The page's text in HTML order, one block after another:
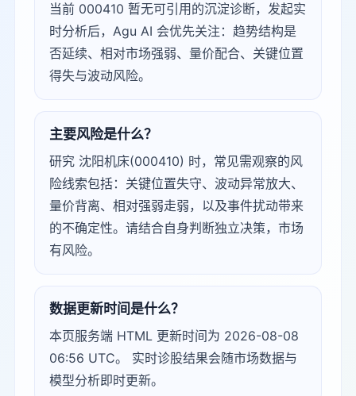
当前 000410 暂无可引用的沉淀诊断，发起实
时分析后，Agu AI 会优先关注：趋势结构是
否延续、相对市场强弱、量价配合、关键位置
得失与波动风险。
主要风险是什么？
研究 沈阳机床(000410) 时，常见需观察的风
险线索包括：关键位置失守、波动异常放大、
量价背离、相对强弱走弱，以及事件扰动带来
的不确定性。请结合自身判断独立决策，市场
有风险。
数据更新时间是什么？
本页服务端 HTML 更新时间为 2026-08-08
06:56 UTC。 实时诊股结果会随市场数据与
模型分析即时更新。